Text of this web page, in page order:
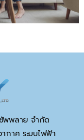
พพลาย จำกัด
กาศ ระบบไฟฟ้า